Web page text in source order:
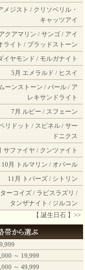
メジスト / クリソベリル・
キャッツアイ
クアマリン / サンゴ/ アイ
ライト / ブラッドストーン
イヤモンド / モルガナイト
5月 エメラルド / ヒスイ
ーンストーン / パール/ ア
レキサンドライト
7月 ルビー / スフェーン
リドット / スピネル/ サー
ドニクス
サファイヤ / クンツァイト
10月
トルマリン / オパール
11月
トパーズ/ シトリン
ターコイズ/ ラピスラズリ /
タンザナイト / ジルコン
【 誕生日石 】>>
～ 19,999
～ 49,999